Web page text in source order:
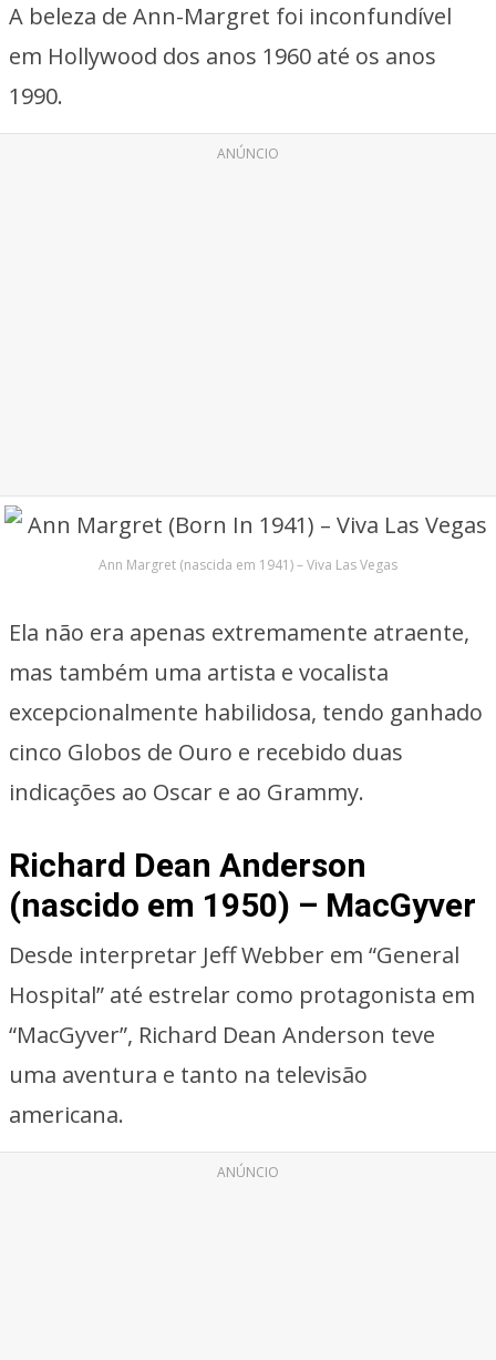
A beleza de Ann-Margret foi inconfundível
em Hollywood dos anos 1960 até os anos
1990.
ANÚNCIO
Ann Margret (nascida em 1941) – Viva Las Vegas
Ela não era apenas extremamente atraente,
mas também uma artista e vocalista
excepcionalmente habilidosa, tendo ganhado
cinco Globos de Ouro e recebido duas
indicações ao Oscar e ao Grammy.
Richard Dean Anderson
(nascido em 1950) – MacGyver
Desde interpretar Jeff Webber em “General
Hospital” até estrelar como protagonista em
“MacGyver”, Richard Dean Anderson teve
uma aventura e tanto na televisão
americana.
ANÚNCIO